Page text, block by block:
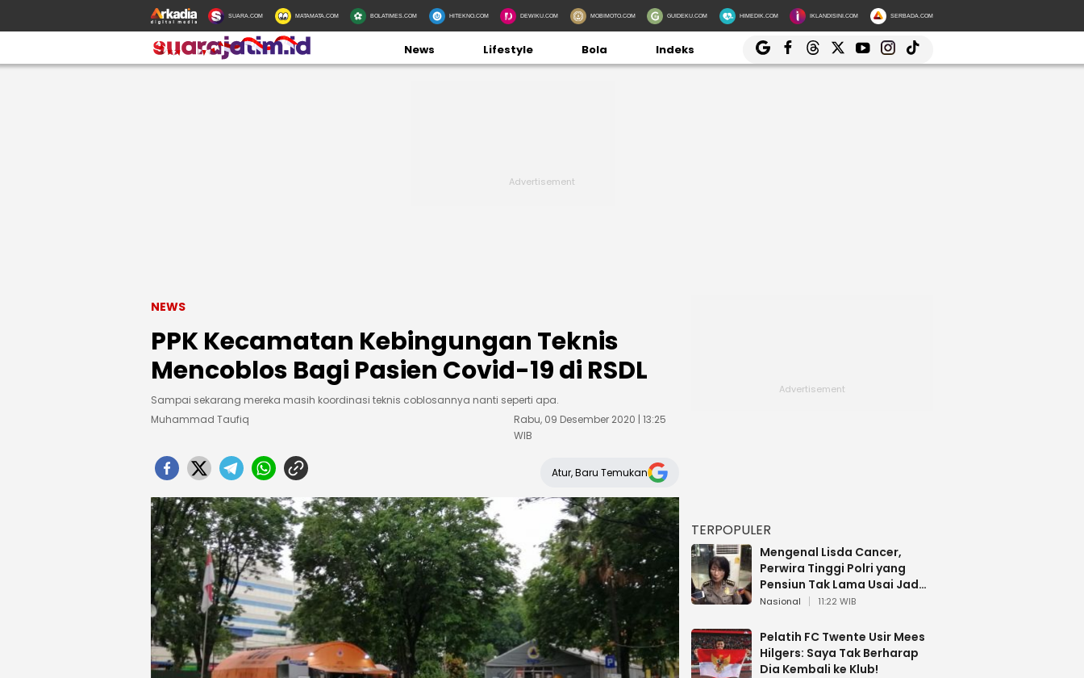
SUARA.COM MATAMATA.COM BOLATIMES.COM HITEKNO.COM DEWIKU.COM MOBIMOTO.COM GUIDEKU.COM HIMEDIK.COM IKLANDISINI.COM SERBADA.COM
News Lifestyle Bola Indeks
NEWS
PPK Kecamatan Kebingungan Teknis
Mencoblos Bagi Pasien Covid-19 di RSDL
Sampai sekarang mereka masih koordinasi teknis coblosannya nanti seperti apa.
Muhammad Taufiq
Rabu, 09 Desember 2020 | 13:25
WIB
Atur, Baru Temukan
TERPOPULER
Mengenal Lisda Cancer,
Perwira Tinggi Polri yang
Pensiun Tak Lama Usai Jadi
Brigjen
Nasional 11:22 WIB
Pelatih FC Twente Usir Mees
Hilgers: Saya Tak Berharap
Dia Kembali ke Klub!